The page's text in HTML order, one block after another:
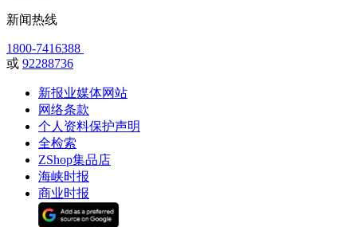
新闻热线
1800-7416388
或 92288736
新报业媒体网站
网络条款
个人资料保护声明
全检索
ZShop集品店
海峡时报
商业时报